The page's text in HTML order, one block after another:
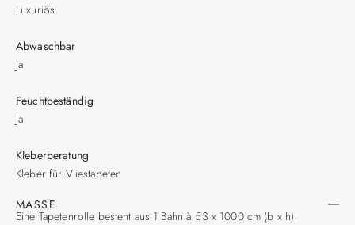
Luxuriös
Abwaschbar
Ja
Feuchtbeständig
Ja
Kleberberatung
Kleber für Vliestapeten
MASSE
Eine Tapetenrolle besteht aus 1 Bahn à 53 x 1000 cm (b x h)